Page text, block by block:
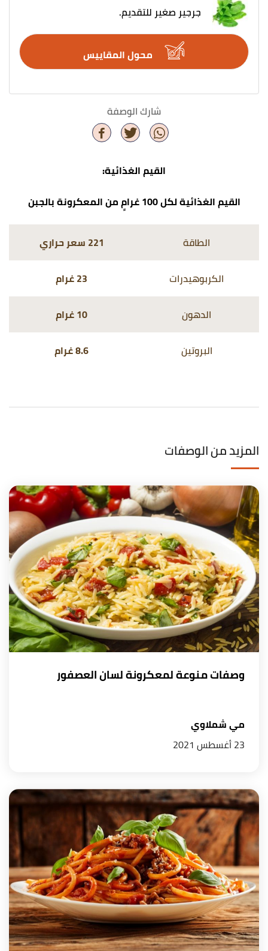
جرجير صغير للتقديم.
محول المقاييس
شارك الوصفة
القيم الغذائية:
القيم الغذائية لكل 100 غرامٍ من المعكرونة بالجبن
الطاقة
221 سعر حراري
الكربوهيدرات
23 غرام
الدهون
10 غرام
البروتين
8.6 غرام
المزيد من الوصفات
وصفات منوعة لمعكرونة لسان العصفور
مي شملاوي
23 أغسطس 2021